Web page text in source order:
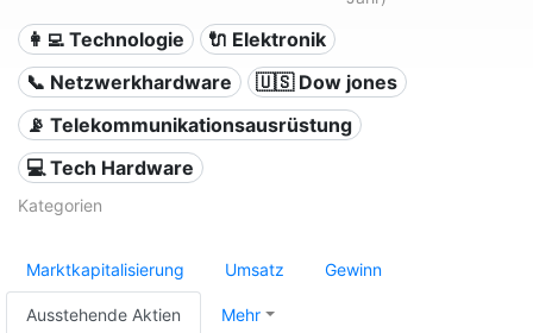
👩‍💻 Technologie
🔌 Elektronik
📞 Netzwerkhardware
🇺🇸 Dow jones
📡 Telekommunikationsausrüstung
💻 Tech Hardware
Kategorien
Marktkapitalisierung Umsatz Gewinn
Ausstehende Aktien Mehr